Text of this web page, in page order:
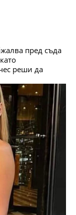
пред съда
реши да